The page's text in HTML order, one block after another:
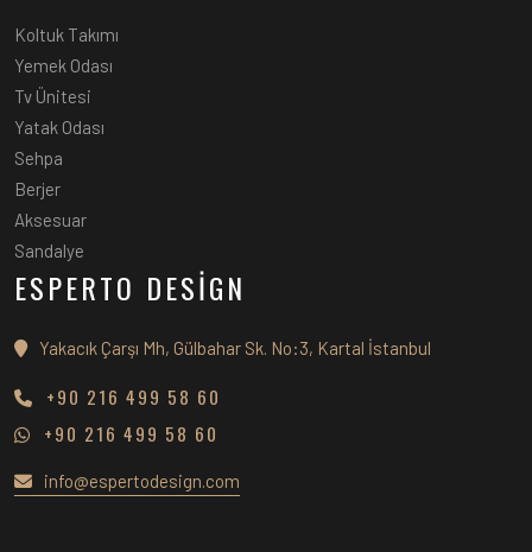
Koltuk Takımı
Yemek Odası
Tv Ünitesi
Yatak Odası
Sehpa
Berjer
Aksesuar
Sandalye
ESPERTO DESİGN
Yakacık Çarşı Mh, Gülbahar Sk. No:3, Kartal İstanbul
+90 216 499 58 60
+90 216 499 58 60
info@espertodesign.com